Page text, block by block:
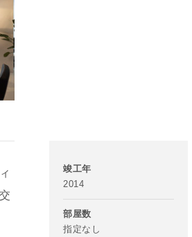
竣工年
2014
部屋数
指定なし